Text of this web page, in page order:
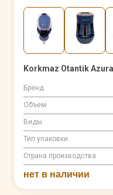
Korkmaz Otantik
Бренд
Объем
Виды
Тип упаковки
Страна производства
нет в наличии